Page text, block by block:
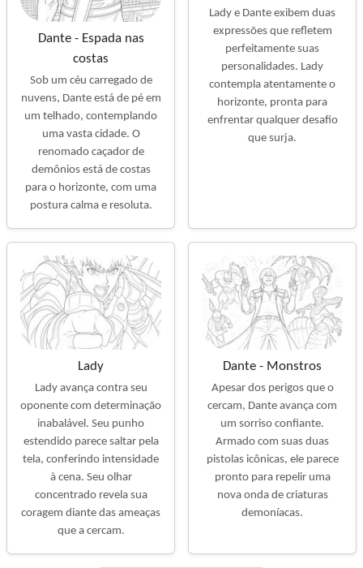
Dante - Espada nas
costas
Sob um céu carregado de
nuvens, Dante está de pé em
um telhado, contemplando
uma vasta cidade. O
renomado caçador de
demônios está de costas
para o horizonte, com uma
postura calma e resoluta.
Lady e Dante exibem duas
expressões que refletem
perfeitamente suas
personalidades. Lady
contempla atentamente o
horizonte, pronta para
enfrentar qualquer desafio
que surja.
Lady
Lady avança contra seu
oponente com determinação
inabalável. Seu punho
estendido parece saltar pela
tela, conferindo intensidade
à cena. Seu olhar
concentrado revela sua
coragem diante das ameaças
que a cercam.
Dante - Monstros
Apesar dos perigos que o
cercam, Dante avança com
um sorriso confiante.
Armado com suas duas
pistolas icônicas, ele parece
pronto para repelir uma
nova onda de criaturas
demoníacas.